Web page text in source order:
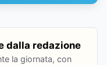
dalla redazione
la giornata, con